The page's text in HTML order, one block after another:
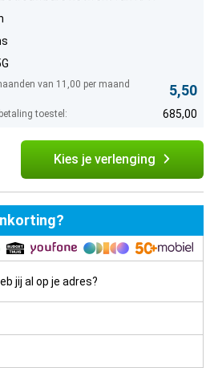
van 11,00 per maand
5,50
toestel: 685,00
Kies je verlenging
jij al op je adres?